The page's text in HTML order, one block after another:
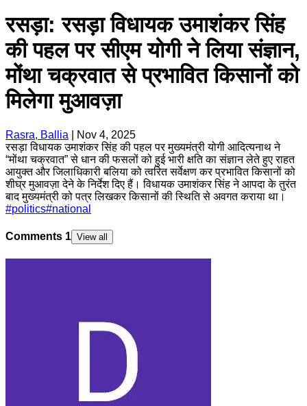
रसड़ा: रसड़ा विधायक उमाशंकर सिंह
की पहल पर सीएम योगी ने लिया संज्ञान,
मोंथा चक्रवात से प्रभावित किसानों को
मिलेगा मुआवज़ा
Rasra, Ballia
Nov 4, 2025
रसड़ा विधायक उमाशंकर सिंह की पहल पर मुख्यमंत्री योगी आदित्यनाथ ने
“मोंथा चक्रवात” से धान की फसलों को हुई भारी क्षति का संज्ञान लेते हुए राहत
आयुक्त और जिलाधिकारी बलिया को त्वरित सर्वेक्षण कर प्रभावित किसानों को
शीघ्र मुआवज़ा देने के निर्देश दिए हैं। विधायक उमाशंकर सिंह ने आपदा के तुरंत
बाद मुख्यमंत्री को पत्र लिखकर किसानों की स्थिति से अवगत कराया था।
#politics#national
Comments 1 View all